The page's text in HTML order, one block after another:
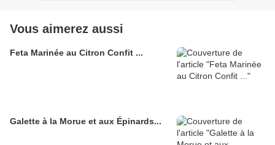
Vous aimerez aussi
Feta Marinée au Citron Confit ...
Galette à la Morue et aux Épinards...